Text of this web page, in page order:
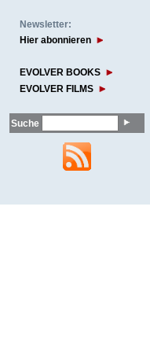
Newsletter:
Hier abonnieren
EVOLVER BOOKS
EVOLVER FILMS
Suche